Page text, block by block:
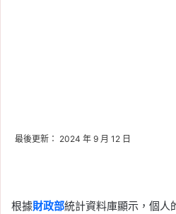
最後更新： 2024 年 9 月 12 日
根據財政部統計資料庫顯示，個人